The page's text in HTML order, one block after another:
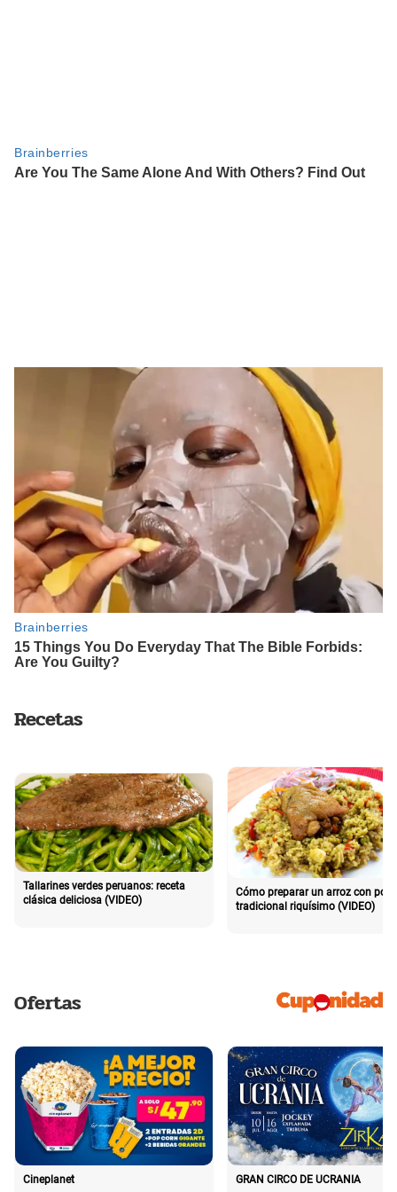
Recetas
Tallarines verdes peruanos: receta
clásica deliciosa (VIDEO)
Cómo preparar un arroz con pollo
tradicional riquísimo (VIDEO)
Ofertas
Cineplanet GRAN CIRCO DE UCRANIA